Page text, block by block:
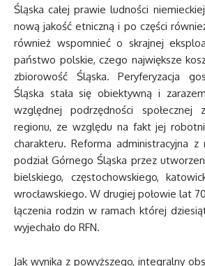
Śląska całej prawie ludności
nową jakość etniczną i po części
również wspomnieć o skrajnej
państwo polskie, czego największe
zbiorowość Śląska. Peryferyzacja
Śląska stała się obiektywną i
względnej podrzędności społecznej
regionu, ze względu na fakt jej
charakteru. Reforma administracyjna z
podział Górnego Śląska przez
bielskiego, częstochowskiego,
wrocławskiego. W drugiej połowie lat
łączenia rodzin w ramach której
wyjechało do RFN.
Jak wynika z powyższego, integralny